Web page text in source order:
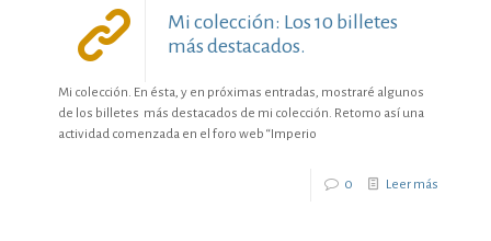
Mi colección: Los 10 billetes
más destacados.
Mi colección. En ésta, y en próximas entradas, mostraré algunos
de los billetes más destacados de mi colección. Retomo así una
actividad comenzada en el foro web “Imperio
0 Leer más